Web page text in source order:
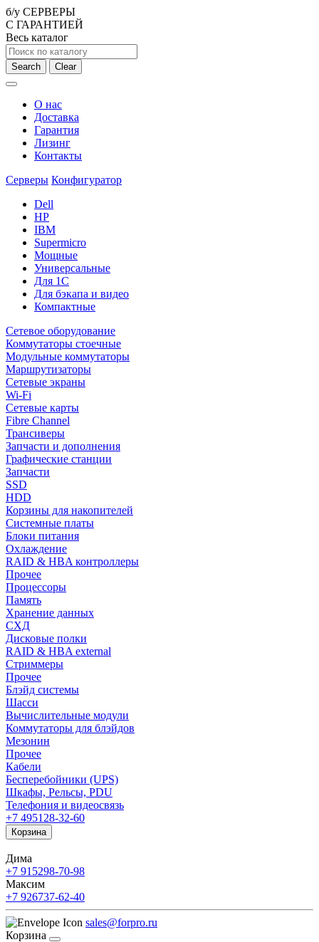
б/у СЕРВЕРЫ
С ГАРАНТИЕЙ
Весь каталог
Search Clear
О нас
Доставка
Гарантия
Лизинг
Контакты
Серверы Конфигуратор
Dell
HP
IBM
Supermicro
Мощные
Универсальные
Для 1С
Для бэкапа и видео
Компактные
Сетевое оборудование
Коммутаторы стоечные
Модульные коммутаторы
Маршрутизаторы
Сетевые экраны
Wi-Fi
Сетевые карты
Fibre Channel
Трансиверы
Запчасти и дополнения
Графические станции
Запчасти
SSD
HDD
Корзины для накопителей
Системные платы
Блоки питания
Охлаждение
RAID & HBA контроллеры
Прочее
Процессоры
Память
Хранение данных
СХД
Дисковые полки
RAID & HBA external
Стриммеры
Прочее
Блэйд системы
Шасси
Вычислительные модули
Коммутаторы для блэйдов
Мезонин
Прочее
Кабели
Бесперебойники (UPS)
Шкафы, Рельсы, PDU
Телефония и видеосвязь
+7 495128-32-60
Корзина
Дима
+7 915298-70-98
Максим
+7 926737-62-40
sales@forpro.ru
Корзина